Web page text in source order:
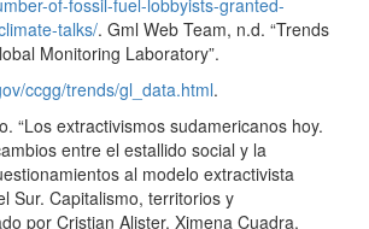
of-fossil-fuel-lobbyists-granted-
talks/. Gml Web Team, n.d. “Trends
Monitoring Laboratory”.
ccgg/trends/gl_data.html.
“Los extractivismos sudamericanos hoy.
entre el estallido social y la
al modelo extractivista
Sur. Capitalismo, territorios y
por Cristian Alister, Ximena Cuadra,